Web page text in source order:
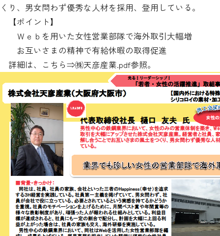
くり、男女問わず優秀な人材を採用、登用している。
【ポイント】
Ｗｅｂを用いた女性営業部隊で海外取引大幅増
お互いさまの精神で有給休暇の取得促進
詳細は、こちら⇒㈱天彦産業.pdf参照。